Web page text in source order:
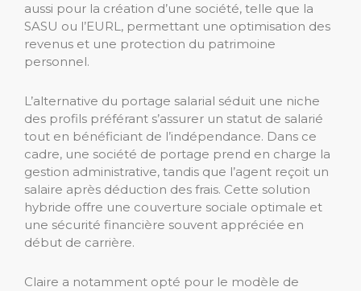
aussi pour la création d’une société, telle que la
SASU ou l’EURL, permettant une optimisation des
revenus et une protection du patrimoine
personnel.
L’alternative du portage salarial séduit une niche
des profils préférant s’assurer un statut de salarié
tout en bénéficiant de l’indépendance. Dans ce
cadre, une société de portage prend en charge la
gestion administrative, tandis que l’agent reçoit un
salaire après déduction des frais. Cette solution
hybride offre une couverture sociale optimale et
une sécurité financière souvent appréciée en
début de carrière.
Claire a notamment opté pour le modèle de